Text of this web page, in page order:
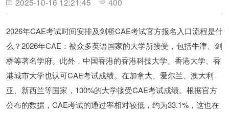
2026年CAE考试时间安排及剑桥CAE考试官方报名入口流程是什
么？2026年CAE：被众多英语国家的大学所接受，包括牛津、剑
桥等著名学府。此外，中国香港的香港科技大学、香港大学、香
港城市大学也认可CAE考试成绩。在加拿大、爱尔兰、澳大利
亚、新西兰等国家，100%的大学接受CAE考试成绩。根据官方
公布的数据，CAE考试的通过率相对较低，约为33.1%，这也在